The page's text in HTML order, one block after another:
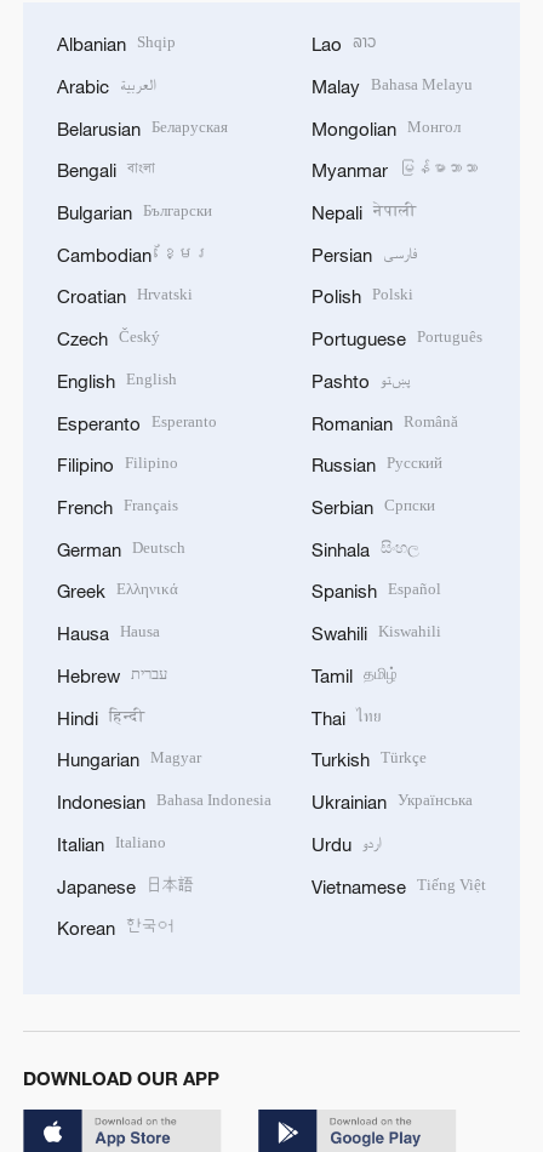
Albanian Shqip
Arabic العربية
Belarusian Беларуская
Bengali বাংলা
Bulgarian Български
Cambodian ខ្មែរ
Croatian Hrvatski
Czech Český
English English
Esperanto Esperanto
Filipino Filipino
French Français
German Deutsch
Greek Ελληνικά
Hausa Hausa
Hebrew עברית
Hindi हिन्दी
Hungarian Magyar
Indonesian Bahasa Indonesia
Italian Italiano
Japanese 日本語
Korean 한국어
Lao ລາວ
Malay Bahasa Melayu
Mongolian Монгол
Myanmar မြန်မာဘာသာ
Nepali नेपाली
Persian فارسی
Polish Polski
Portuguese Português
Pashto پښتو
Romanian Română
Russian Русский
Serbian Српски
Sinhala සිංහල
Spanish Español
Swahili Kiswahili
Tamil தமிழ்
Thai ไทย
Turkish Türkçe
Ukrainian Українська
Urdu اردو
Vietnamese Tiếng Việt
DOWNLOAD OUR APP